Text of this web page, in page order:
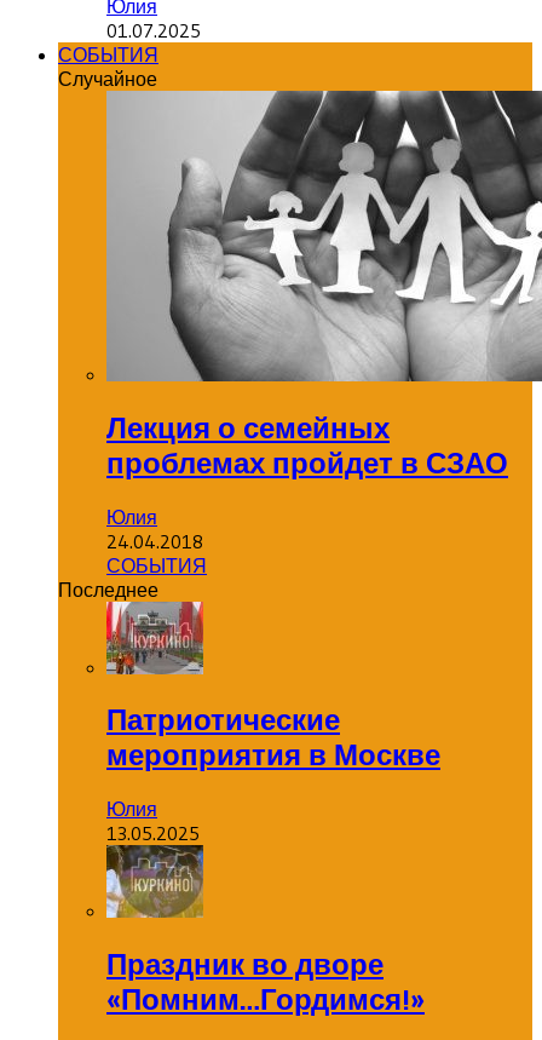
Юлия
01.07.2025
СОБЫТИЯ
Случайное
Лекция о семейных
проблемах пройдет в СЗАО
Юлия
24.04.2018
СОБЫТИЯ
Последнее
Патриотические
мероприятия в Москве
Юлия
13.05.2025
Праздник во дворе
«Помним…Гордимся!»